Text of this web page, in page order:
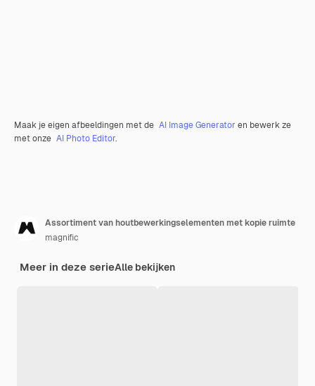
Maak je eigen afbeeldingen met de AI Image Generator en bewerk ze
met onze AI Photo Editor.
Assortiment van houtbewerkingselementen met kopie ruimte
magnific
Meer in deze serieAlle bekijken